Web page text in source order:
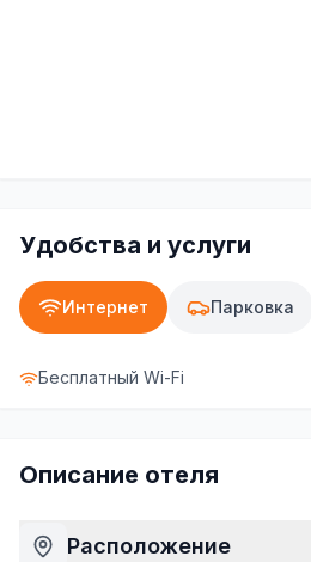
Удобства и услуги
Интернет Парковка
Бесплатный Wi-Fi
Описание отеля
Расположение